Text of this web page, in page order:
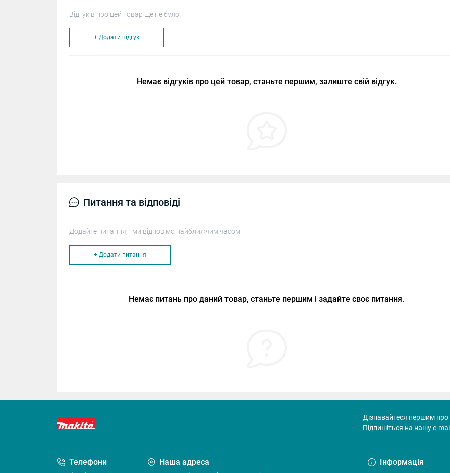
Відгуків про цей товар ще не було.
+ Додати відгук
Немає відгуків про цей товар, станьте першим, залиште свій відгук.
Питання та відповіді
Додайте питання, і ми відповімо найближчим часом.
+ Додати питання
Немає питань про даний товар, станьте першим і задайте своє питання.
Дізнавайтеся першим про
Підпишіться на нашу e-
Телефони Наша адреса Інформація